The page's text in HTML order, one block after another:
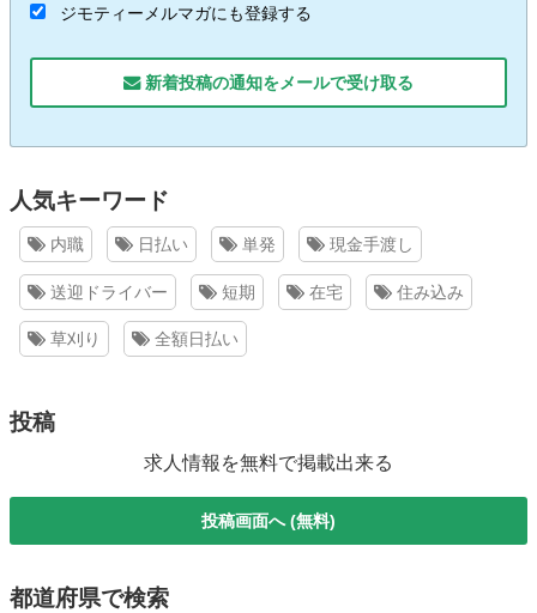
ジモティーメルマガにも登録する
新着投稿の通知をメールで受け取る
人気キーワード
内職 日払い 単発 現金手渡し
送迎ドライバー 短期 在宅 住み込み
草刈り 全額日払い
投稿
求人情報を無料で掲載出来る
投稿画面へ (無料)
都道府県で検索